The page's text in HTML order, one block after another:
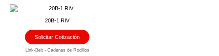
20B-1 RIV
Solicitar Cotización
Link-Belt - Cadenas de Rodillos